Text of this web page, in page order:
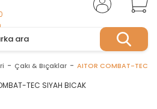
Çakı & Bıçaklar AITOR COMBAT-TEC